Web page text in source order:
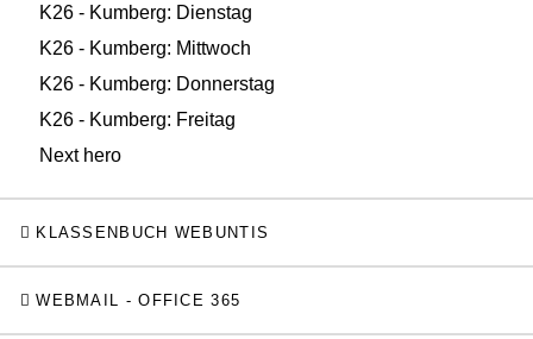
K26 - Kumberg: Dienstag
K26 - Kumberg: Mittwoch
K26 - Kumberg: Donnerstag
K26 - Kumberg: Freitag
Next hero
KLASSENBUCH WEBUNTIS
WEBMAIL - OFFICE 365